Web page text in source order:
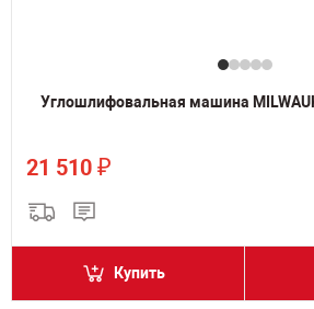
Углошлифовальная машина
21 510 ₽
Купить